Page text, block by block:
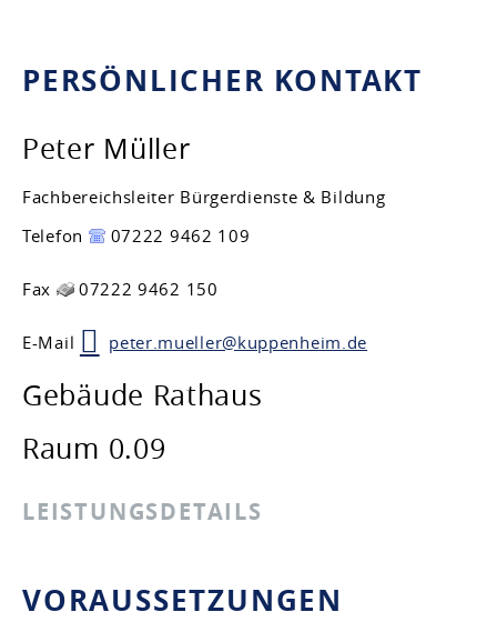
PERSÖNLICHER KONTAKT
Peter Müller
Fachbereichsleiter Bürgerdienste & Bildung
Telefon
07222 9462 109
Fax 07222 9462 150
E-Mail peter.mueller@kuppenheim.de
Gebäude Rathaus
Raum 0.09
LEISTUNGSDETAILS
VORAUSSETZUNGEN